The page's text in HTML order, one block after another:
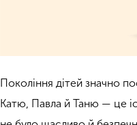
Покоління дітей значно
Катю, Павла й Таню — це